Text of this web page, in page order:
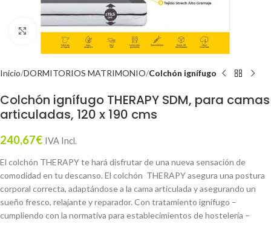
Click to enlarge
Inicio DORMITORIOS MATRIMONIO Colchón ignífugo
Colchón ignífugo THERAPY SDM, para camas
articuladas, 120 x 190 cms
240,67€ IVA Incl.
El colchón THERAPY te hará disfrutar de una nueva sensación de
comodidad en tu descanso. El colchón THERAPY asegura una postura
corporal correcta, adaptándose a la cama articulada y asegurando un
sueño fresco, relajante y reparador. Con tratamiento ignífugo –
cumpliendo con la normativa para establecimientos de hostelería –